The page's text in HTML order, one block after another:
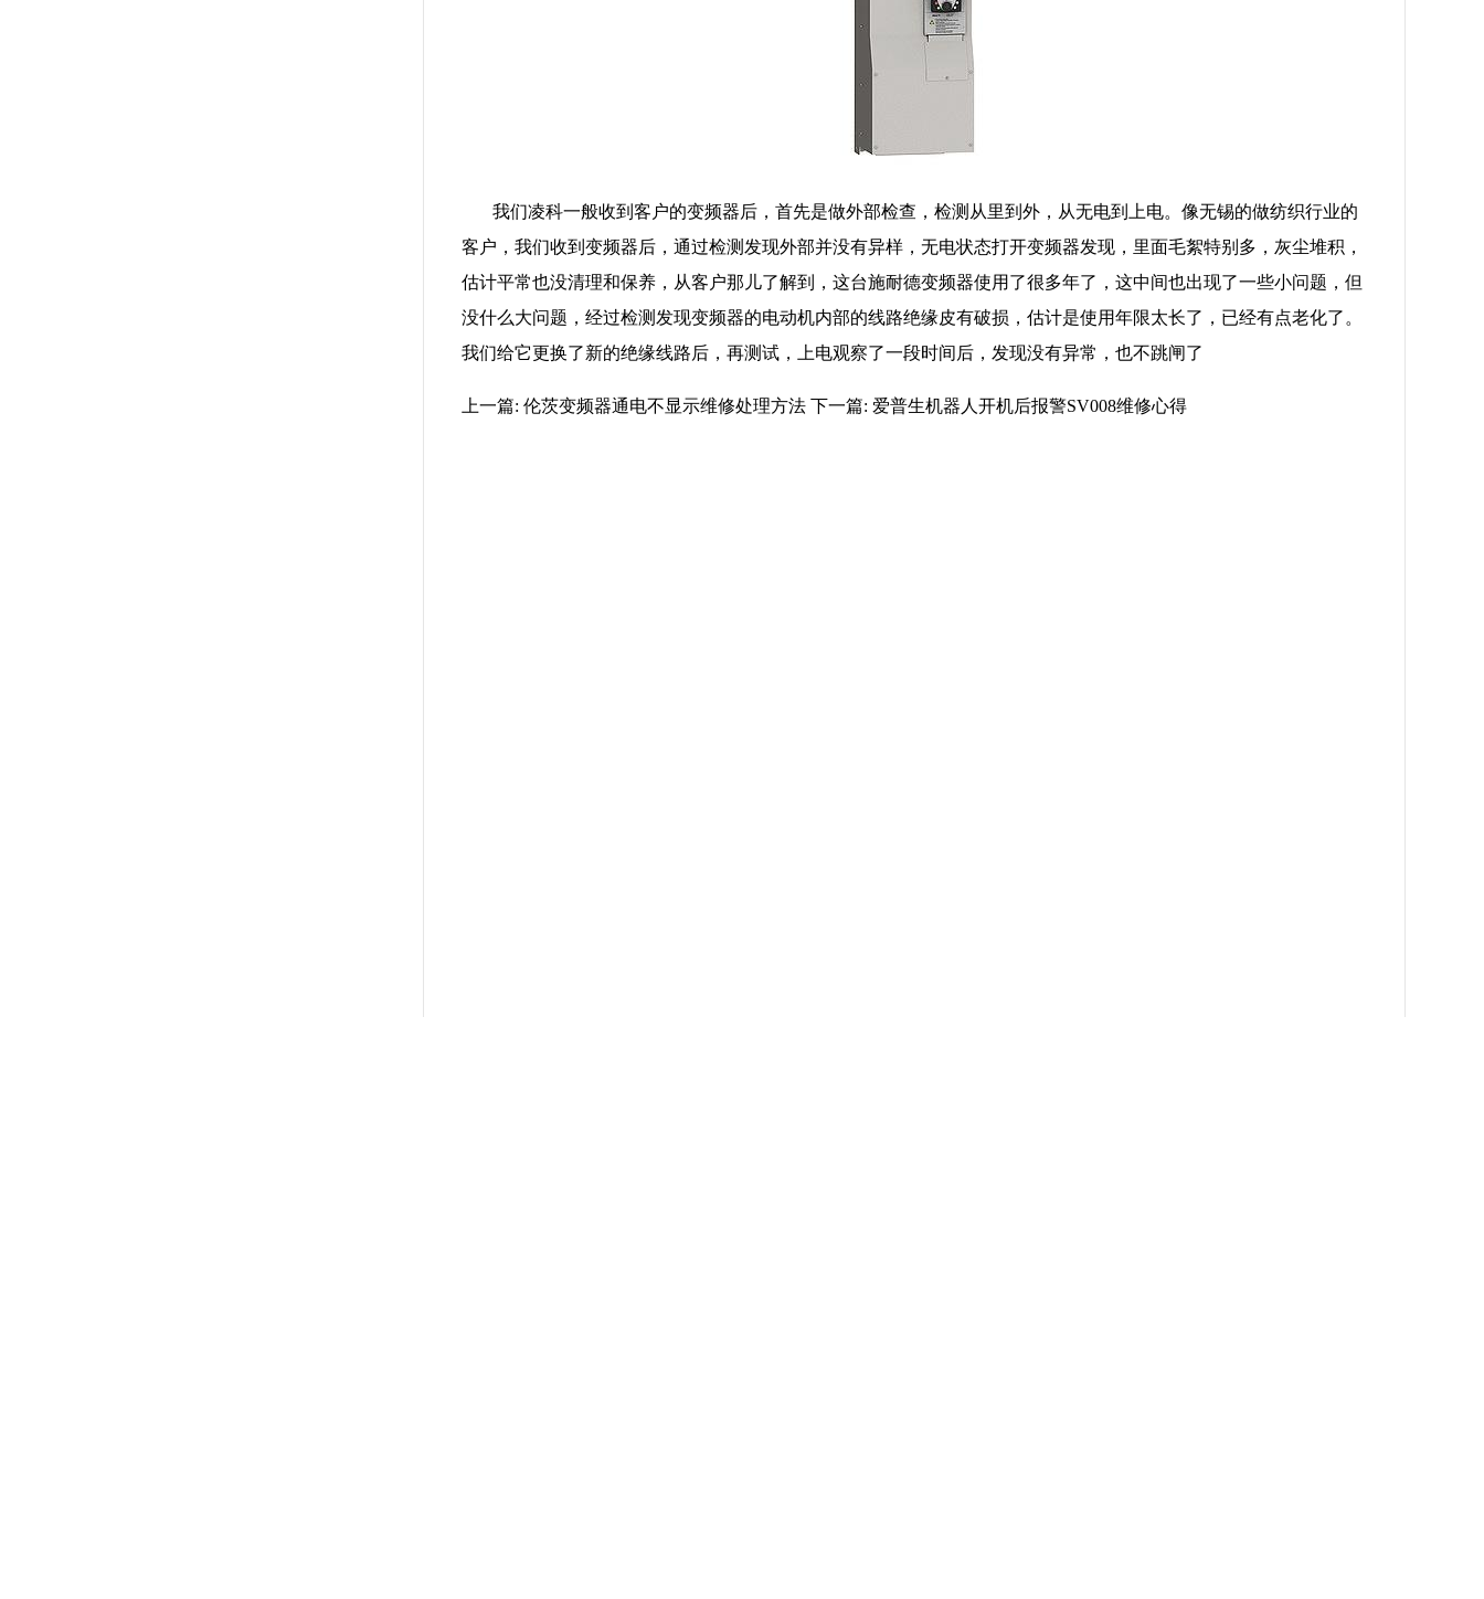
我们凌科一般收到客户的变频器后，首先是做外部检查，检测从里到外，从无电到上电。像无锡的做纺织行业的
客户，我们收到变频器后，通过检测发现外部并没有异样，无电状态打开变频器发现，里面毛絮特别多，灰尘堆积，
估计平常也没清理和保养，从客户那儿了解到，这台施耐德变频器使用了很多年了，这中间也出现了一些小问题，但
没什么大问题，经过检测发现变频器的电动机内部的线路绝缘皮有破损，估计是使用年限太长了，已经有点老化了。
我们给它更换了新的绝缘线路后，再测试，上电观察了一段时间后，发现没有异常，也不跳闸了
上一篇: 伦茨变频器通电不显示维修处理方法下一篇: 爱普生机器人开机后报警SV008维修心得